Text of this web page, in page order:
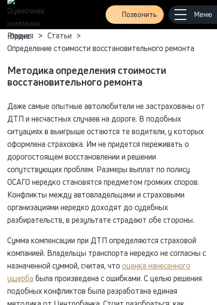
Позвонить
Главная > Статьи >
Определение стоимости восстановительного ремонта
Методика определения стоимости
восстановительного ремонта
Даже самые опытные автолюбители не застрахованы от
ДТП и несчастных случаев на дороге. В подобных
ситуациях в выигрыше остаются те водители, у которых
оформлена страховка. Им не придется переживать о
дорогостоящем восстановлении и решении
сопутствующих проблем. Размеры выплат по полису
ОСАГО нередко становятся предметом громких споров.
Конфликты между автовладельцами и страховыми
организациями нередко доходят до судебных
разбирательств, в результате страдают обе стороны.
Сумма компенсации при ДТП определяются страховой
компанией. Владельцы транспорта нередко не согласны с
назначенной суммой, считая, что оценка нанесенного
ущерба была произведена с ошибками. С целью решения
подобных конфликтов была разработана единая